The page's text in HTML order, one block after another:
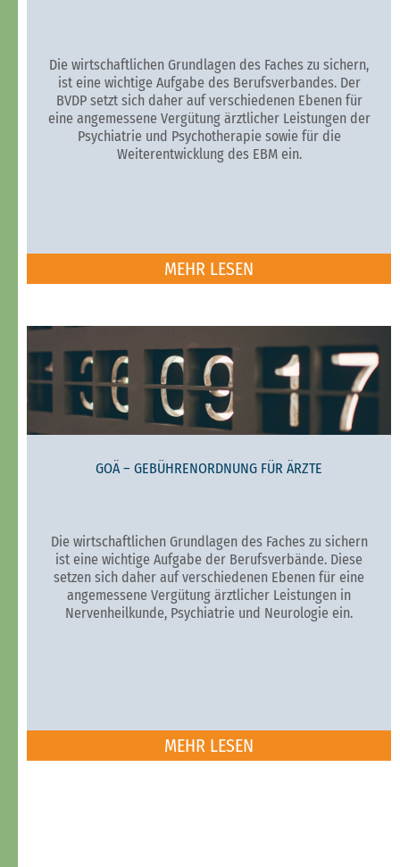
Die wirtschaftlichen Grundlagen des Faches zu sichern,
ist eine wichtige Aufgabe des Berufsverbandes. Der
BVDP setzt sich daher auf verschiedenen Ebenen für
eine angemessene Vergütung ärztlicher Leistungen der
Psychiatrie und Psychotherapie sowie für die
Weiterentwicklung des EBM ein.
MEHR LESEN
GOÄ – GEBÜHRENORDNUNG FÜR ÄRZTE
Die wirtschaftlichen Grundlagen des Faches zu sichern
ist eine wichtige Aufgabe der Berufsverbände. Diese
setzen sich daher auf verschiedenen Ebenen für eine
angemessene Vergütung ärztlicher Leistungen in
Nervenheilkunde, Psychiatrie und Neurologie ein.
MEHR LESEN